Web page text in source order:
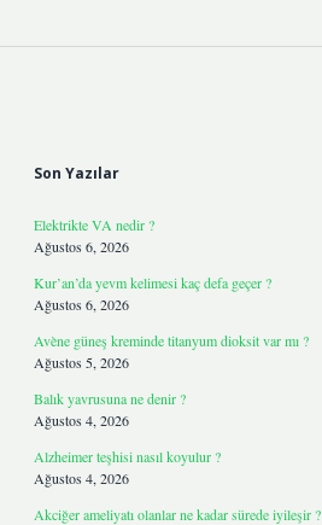
Son Yazılar
Elektrikte VA nedir ?
Ağustos 6, 2026
Kur’an’da yevm kelimesi kaç defa geçer ?
Ağustos 6, 2026
Avène güneş kreminde titanyum dioksit var mı ?
Ağustos 5, 2026
Balık yavrusuna ne denir ?
Ağustos 4, 2026
Alzheimer teşhisi nasıl koyulur ?
Ağustos 4, 2026
Akciğer ameliyatı olanlar ne kadar sürede iyileşir ?